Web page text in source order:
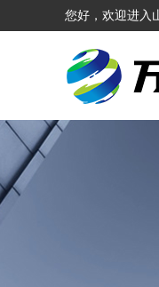
您好，欢迎进入